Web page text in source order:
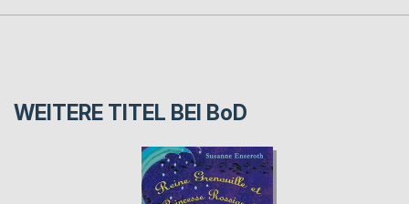
WEITERE TITEL BEI BoD